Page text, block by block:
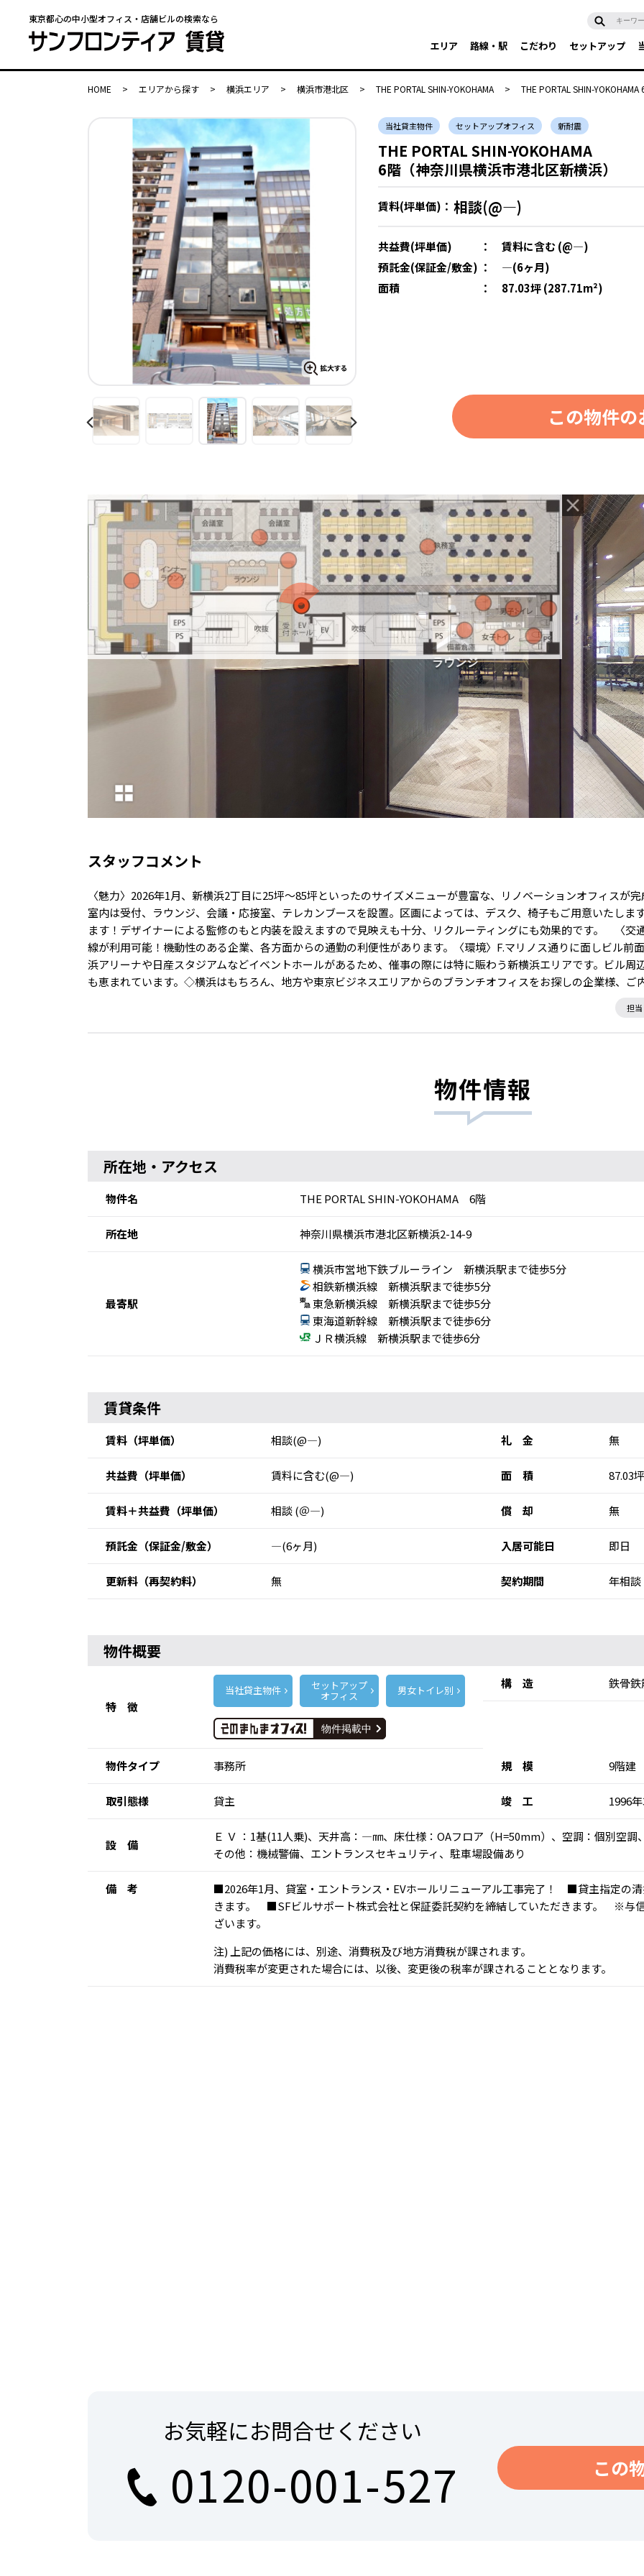
東京都心の中小型オフィス・店舗ビルの検索なら
エリア 路線・駅 こだわり セットアップ
HOME > エリアから探す > 横浜エリア > 横浜市港北区 > THE PORTAL SHIN-YOKOHAMA > THE PORTAL SHIN-YOKOHAMA
当社貸主物件 セットアップオフィス 新耐震
THE PORTAL SHIN-YOKOHAMA
6階（神奈川県横浜市港北区新横浜）
賃料(坪単価)： 相談(@―)
共益費(坪単価) ：
賃料に含む (@―)
預託金(保証金/敷金) ：
―(6ヶ月)
面積
： 87.03坪 (287.71m²)
この物件
スタッフコメント
〈魅力〉2026年1月、新横浜2丁目に25坪～85坪といったのサイズメニューが豊富な、リノベーションオフィスが
室内は受付、ラウンジ、会議・応接室、テレカンブースを設置。区画によっては、デスク、椅子もご用意いたしま
ます！デザイナーによる監修のもと内装を設えますので見映えも十分、リクルーティングにも効果的です。 〈交
線が利用可能！機動性のある企業、各方面からの通勤の利便性があります。〈環境〉F.マリノス通りに面しビル前
浜アリーナや日産スタジアムなどイベントホールがあるため、催事の際には特に賑わう新横浜エリアです。ビル周
も恵まれています。◇横浜はもちろん、地方や東京ビジネスエリアからのブランチオフィスをお探しの企業様、ご
担
物件情報
所在地・アクセス
物件名 THE PORTAL SHIN-YOKOHAMA 6階
所在地 神奈川県横浜市港北区新横浜2-14-9
最寄駅
横浜市営地下鉄ブルーライン 新横浜駅まで徒歩5分
相鉄新横浜線 新横浜駅まで徒歩5分
東急新横浜線 新横浜駅まで徒歩5分
東海道新幹線 新横浜駅まで徒歩6分
ＪＲ横浜線 新横浜駅まで徒歩6分
賃貸条件
賃料 （坪単価） 相談(@―) 礼 金 無
共益費 （坪単価） 賃料に含む(@―) 面 積 87.03
賃料＋共益費 （坪単価） 相談 (＠―) 償 却 無
預託金 （保証金/敷金） ―(6ヶ月) 入居可能日 即日
更新料 （再契約料） 無 契約期間 年相談
物件概要
特 徴
当社貸主物件 セットアップ
オフィス 男女トイレ別 構 造 鉄骨
物件タイプ 事務所 規 模 9階建
取引態様 貸主 竣 工 1996
設 備
Ｅ Ｖ ：1基(11人乗)、天井高：―㎜、床仕様：OAフロア（H=50mm）、空調：個別
その他：機械警備、エントランスセキュリティ、駐車場設備あり
備 考
■2026年1月、貸室・エントランス・EVホールリニューアル工事完了！ ■貸主指定の
きます。 ■SFビルサポート株式会社と保証委託契約を締結していただきます。 ※与
ざいます。
注) 上記の価格には、別途、消費税及び地方消費税が課されます。
消費税率が変更された場合には、以後、変更後の税率が課されることとなります。
お気軽にお問合せください
0120-001-527 この